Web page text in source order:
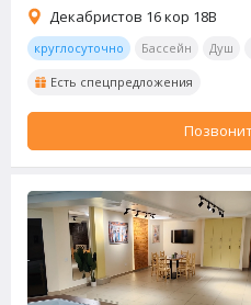
Декабристов 16 кор 18В
круглосуточно Бассейн Душ
Есть спецпредложения